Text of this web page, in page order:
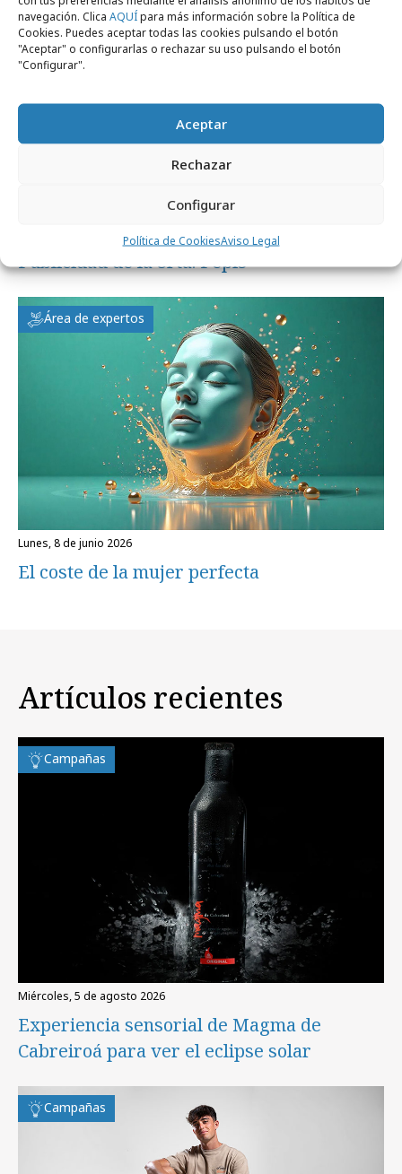
navegación. Clica AQUÍpara más información sobre la Política de
Cookies. Puedes aceptar todas las cookies pulsando el botón
"Aceptar" o configurarlas o rechazar su uso pulsando el botón
"Configurar".
Aceptar
Rechazar
Configurar
Política de CookiesAviso Legal
lunes, 29 de junio 2026
Publicidad de la Srta. Pepis
Área de expertos
lunes, 8 de junio 2026
El coste de la mujer perfecta
Artículos recientes
Campañas
miércoles, 5 de agosto 2026
Experiencia sensorial de Magma de
Cabreiroá para ver el eclipse solar
Campañas